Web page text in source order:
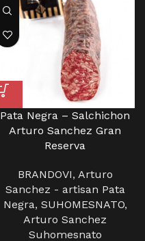
Pata Negra – Salchichon
Arturo Sanchez Gran
Reserva
BRANDOVI, Arturo
Sanchez - artisan Pata
Negra, SUHOMESNATO,
Arturo Sanchez
Suhomesnato